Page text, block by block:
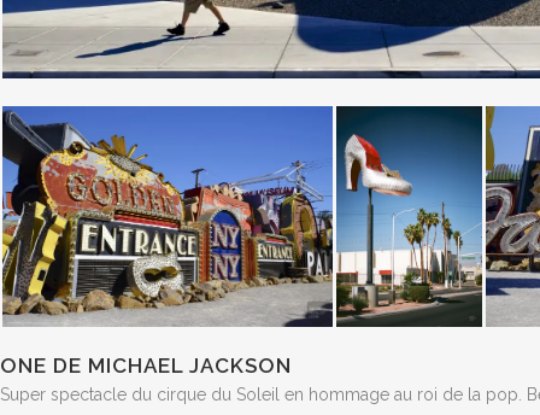
ONE DE MICHAEL JACKSON
Super spectacle du cirque du Soleil en hommage au roi de la pop.